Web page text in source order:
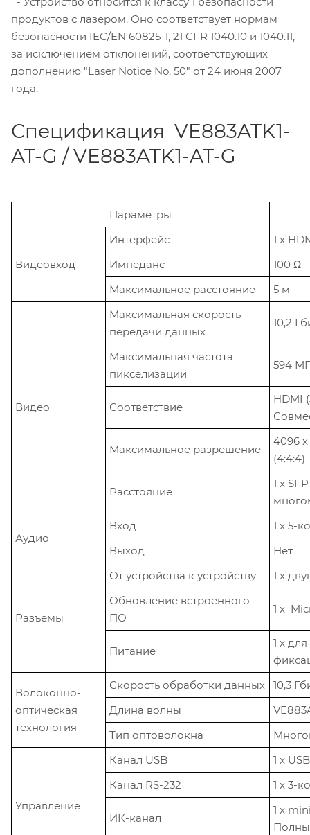
продуктов с лазером. Оно соответствует нормам
безопасности IEC/EN 60825-1, 21 CFR 1040.10 и 1040.11,
за исключением отклонений, соответствующих
дополнению "Laser Notice No. 50" от 24 июня 2007
года.
Спецификация VE883ATK1-
AT-G / VE883ATK1-AT-G
Параметры
Видеовход
Интерфейс
1 x
Импеданс
100 Ω
Максимальное расстояние
5 м
Видео
Максимальная скорость
передачи данных
10,2
Максимальная частота
пикселизации
594
Соответствие
HDMI
Максимальное разрешение
4096 x
(4:4:4)
Расстояние
1 x
Аудио
Вход
1 x 5-
Выход
Нет
Разъемы
От устройства к устройству
1 x
Обновление встроенного
ПО
1 x
Питание
1 x
Волоконно-
оптическая
технология
Скорость обработки данных
10,3
Длина волны
Тип оптоволокна
Управление
Канал USB
1 x
Канал RS-232
1 x 3-
ИК-канал
1 x